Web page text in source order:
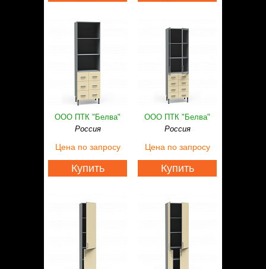
ООО ПТК "Белва"
Россия
Цена по запросу
Купить
ООО ПТК "Белва"
Россия
Цена по запросу
Купить